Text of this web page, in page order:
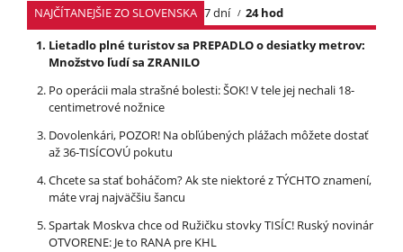
NAJČÍTANEJŠIE ZO SLOVENSKA 7 dní
24 hod
Lietadlo plné turistov sa PREPADLO o desiatky metrov:
Množstvo ľudí sa ZRANILO
Po operácii mala strašné bolesti: ŠOK! V tele jej nechali 18-
centimetrové nožnice
Dovolenkári, POZOR! Na obľúbených plážach môžete dostať
až 36-TISÍCOVÚ pokutu
Chcete sa stať boháčom? Ak ste niektoré z TÝCHTO znamení,
máte vraj najväčšiu šancu
Spartak Moskva chce od Ružičku stovky TISÍC! Ruský novinár
OTVORENE: Je to RANA pre KHL